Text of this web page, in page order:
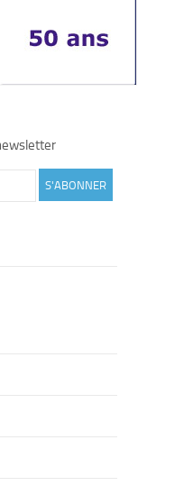
S'ABONNER